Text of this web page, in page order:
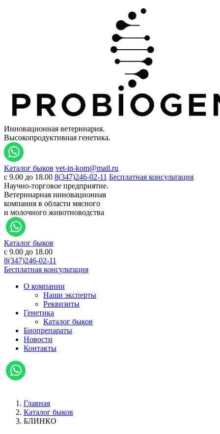
Инновационная ветеринария.
Высокопродуктивная генетика.
Каталог быков vet-in-kom@mail.ru
c 9.00 до 18.00 8(347)246-02-11 Бесплатная консультация
Научно-торговое предприятие.
Ветеринарная инновационная
компания в области мясного
и молочного животноводства
Каталог быков
c 9.00 до 18.00
8(347)246-02-11
Бесплатная консультация
О компании
Наши эксперты
Реквизиты
Генетика
Каталог быков
Биопрепараты
Новости
Контакты
Главная
Каталог быков
БЛИНКО